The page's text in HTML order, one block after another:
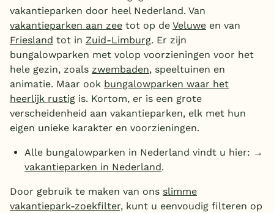
vakantieparken door heel Nederland. Van
vakantieparken aan zee tot op de Veluwe en van
Friesland tot in Zuid-Limburg. Er zijn
bungalowparken met volop voorzieningen voor het
hele gezin, zoals zwembaden, speeltuinen en
animatie. Maar ook bungalowparken waar het
heerlijk rustig is. Kortom, er is een grote
verscheidenheid aan vakantieparken, elk met hun
eigen unieke karakter en voorzieningen.
Alle bungalowparken in Nederland vindt u hier: →
vakantieparken in Nederland.
Door gebruik te maken van ons slimme
vakantiepark-zoekfilter, kunt u eenvoudig filteren op